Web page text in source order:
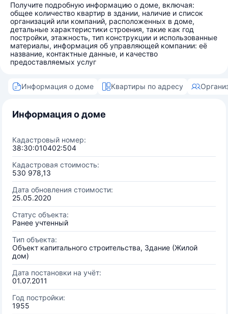
Получите подробную информацию о доме, включая:
общее количество квартир в здании, наличие и список
организаций или компаний, расположенных в доме,
детальные характеристики строения, такие как год
постройки, этажность, тип конструкции и использованные
материалы, информация об управляющей компании: её
название, контактные данные, и качество
предоставляемых услуг
Информация о доме Квартиры по адресу
Информация о доме
Кадастровый номер:
38:30:010402:504
Кадастровая стоимость:
530 978,13
Дата обновления стоимости:
25.05.2020
Статус объекта:
Ранее учтенный
Тип объекта:
Объект капитального строительства, Здание (Жилой
дом)
Дата постановки на учёт:
01.07.2011
Год постройки:
1955